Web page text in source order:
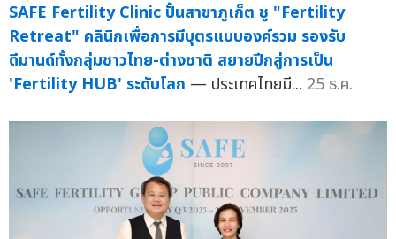
SAFE Fertility Clinic ปั้นสาขาภูเก็ต ชู "Fertility
Retreat" คลินิกเพื่อการมีบุตรแบบองค์รวม รองรับ
ดีมานด์ทั้งกลุ่มชาวไทย-ต่างชาติ สยายปีกสู่การเป็น
'Fertility HUB' ระดับโลก — ประเทศไทยมี... 25 ธ.ค.